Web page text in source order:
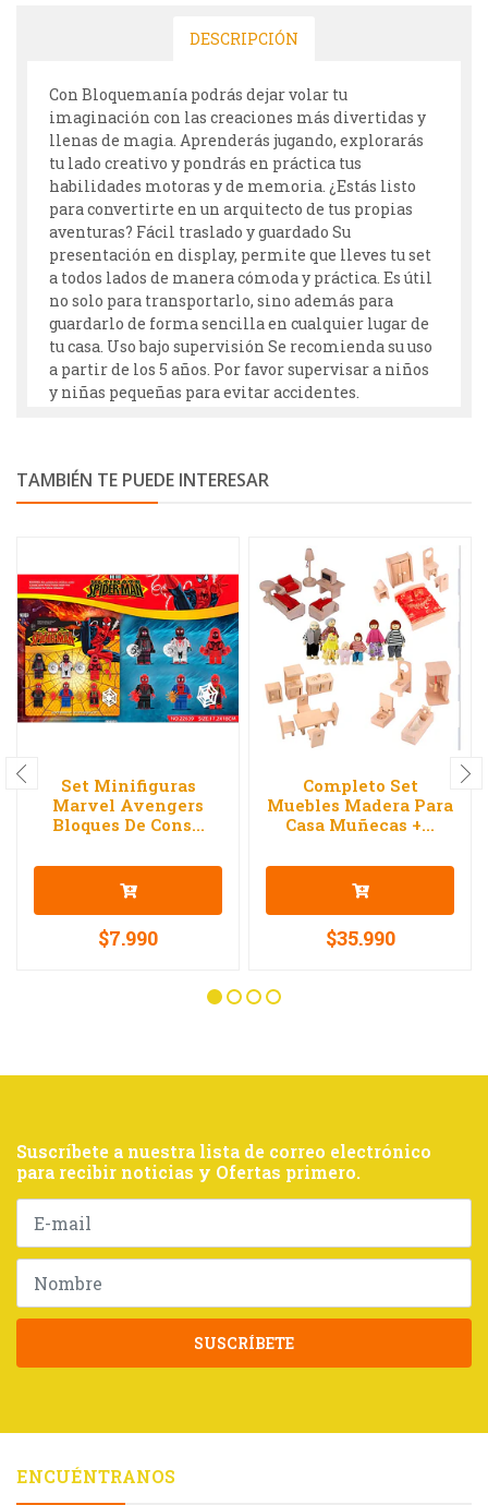
DESCRIPCIÓN
Con Bloquemanía podrás dejar volar tu
imaginación con las creaciones más divertidas y
llenas de magia. Aprenderás jugando, explorarás
tu lado creativo y pondrás en práctica tus
habilidades motoras y de memoria. ¿Estás listo
para convertirte en un arquitecto de tus propias
aventuras? Fácil traslado y guardado Su
presentación en display, permite que lleves tu set
a todos lados de manera cómoda y práctica. Es útil
no solo para transportarlo, sino además para
guardarlo de forma sencilla en cualquier lugar de
tu casa. Uso bajo supervisión Se recomienda su uso
a partir de los 5 años. Por favor supervisar a niños
y niñas pequeñas para evitar accidentes.
TAMBIÉN TE PUEDE INTERESAR
Set Minifiguras
Marvel Avengers
Bloques De Cons...
$7.990
Completo Set
Muebles Madera Para
Casa Muñecas +...
$35.990
Suscríbete a nuestra lista de correo electrónico
para recibir noticias y Ofertas primero.
SUSCRÍBETE
ENCUÉNTRANOS